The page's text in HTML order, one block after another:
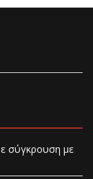
σύγκρουση με